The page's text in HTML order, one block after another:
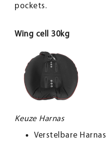
pockets.
Wing cell 30kg
Keuze Harnas
Verstelbare Harnas